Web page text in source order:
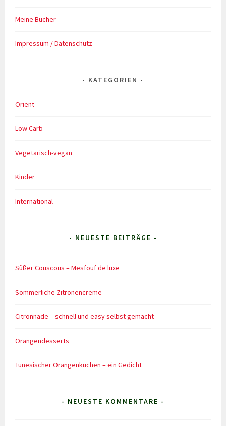
Meine Bücher
Impressum / Datenschutz
KATEGORIEN
Orient
Low Carb
Vegetarisch-vegan
Kinder
International
- NEUESTE BEITRÄGE -
Süßer Couscous – Mesfouf de luxe
Sommerliche Zitronencreme
Citronnade – schnell und easy selbst gemacht
Orangendesserts
Tunesischer Orangenkuchen – ein Gedicht
- NEUESTE KOMMENTARE -